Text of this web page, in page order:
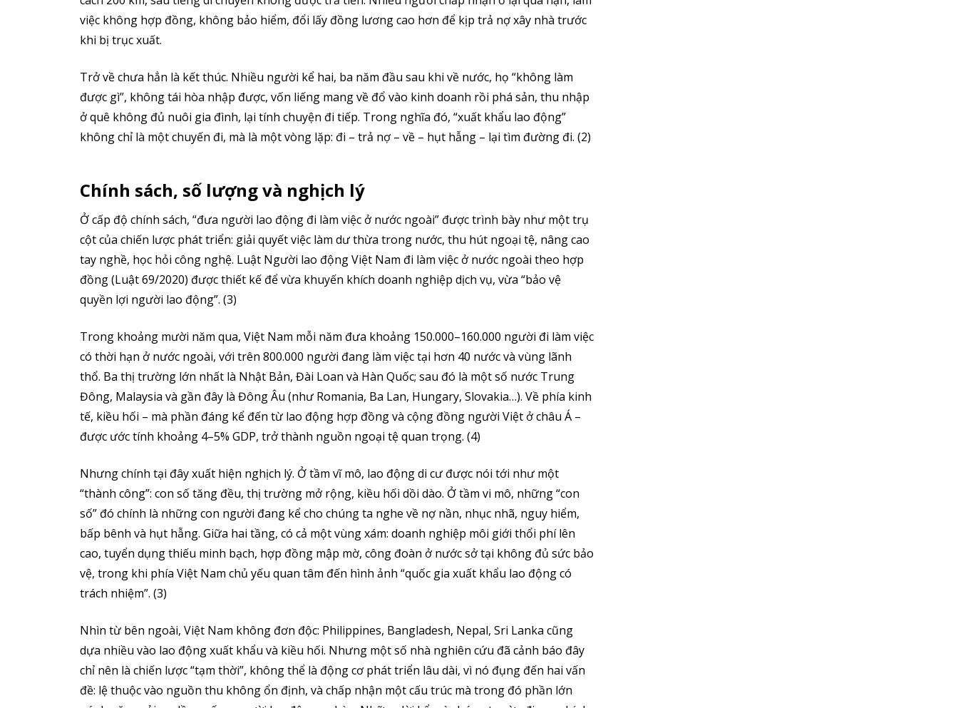
việc không hợp đồng, không bảo hiểm, đổi lấy đồng lương cao hơn để kịp trả nợ xây nhà trước
khi bị trục xuất.
Trở về chưa hẳn là kết thúc. Nhiều người kể hai, ba năm đầu sau khi về nước, họ “không làm
được gì”, không tái hòa nhập được, vốn liếng mang về đổ vào kinh doanh rồi phá sản, thu nhập
ở quê không đủ nuôi gia đình, lại tính chuyện đi tiếp. Trong nghĩa đó, “xuất khẩu lao động”
không chỉ là một chuyến đi, mà là một vòng lặp: đi – trả nợ – về – hụt hẫng – lại tìm đường đi. (2)
Chính sách, số lượng và nghịch lý
Ở cấp độ chính sách, “đưa người lao động đi làm việc ở nước ngoài” được trình bày như một trụ
cột của chiến lược phát triển: giải quyết việc làm dư thừa trong nước, thu hút ngoại tệ, nâng cao
tay nghề, học hỏi công nghệ. Luật Người lao động Việt Nam đi làm việc ở nước ngoài theo hợp
đồng (Luật 69/2020) được thiết kế để vừa khuyến khích doanh nghiệp dịch vụ, vừa “bảo vệ
quyền lợi người lao động”. (3)
Trong khoảng mười năm qua, Việt Nam mỗi năm đưa khoảng 150.000–160.000 người đi làm việc
có thời hạn ở nước ngoài, với trên 800.000 người đang làm việc tại hơn 40 nước và vùng lãnh
thổ. Ba thị trường lớn nhất là Nhật Bản, Đài Loan và Hàn Quốc; sau đó là một số nước Trung
Đông, Malaysia và gần đây là Đông Âu (như Romania, Ba Lan, Hungary, Slovakia…). Về phía kinh
tế, kiều hối – mà phần đáng kể đến từ lao động hợp đồng và cộng đồng người Việt ở châu Á –
được ước tính khoảng 4–5% GDP, trở thành nguồn ngoại tệ quan trọng. (4)
Nhưng chính tại đây xuất hiện nghịch lý. Ở tầm vĩ mô, lao động di cư được nói tới như một
“thành công”: con số tăng đều, thị trường mở rộng, kiều hối dồi dào. Ở tầm vi mô, những “con
số” đó chính là những con người đang kể cho chúng ta nghe về nợ nần, nhục nhã, nguy hiểm,
bấp bênh và hụt hẫng. Giữa hai tầng, có cả một vùng xám: doanh nghiệp môi giới thổi phí lên
cao, tuyển dụng thiếu minh bạch, hợp đồng mập mờ, công đoàn ở nước sở tại không đủ sức bảo
vệ, trong khi phía Việt Nam chủ yếu quan tâm đến hình ảnh “quốc gia xuất khẩu lao động có
trách nhiệm”. (3)
Nhìn từ bên ngoài, Việt Nam không đơn độc: Philippines, Bangladesh, Nepal, Sri Lanka cũng
dựa nhiều vào lao động xuất khẩu và kiều hối. Nhưng một số nhà nghiên cứu đã cảnh báo đây
chỉ nên là chiến lược “tạm thời”, không thể là động cơ phát triển lâu dài, vì nó đụng đến hai vấn
đề: lệ thuộc vào nguồn thu không ổn định, và chấp nhận một cấu trúc mà trong đó phần lớn